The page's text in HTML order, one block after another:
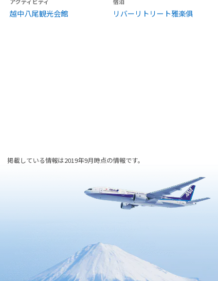
越中八尾観光会館 リバーリトリート雅楽俱
掲載している情報は2019年9月時点の情報です。